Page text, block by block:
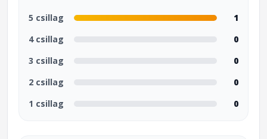
5 csillag
1
4 csillag
0
3 csillag
0
2 csillag
0
1 csillag
0